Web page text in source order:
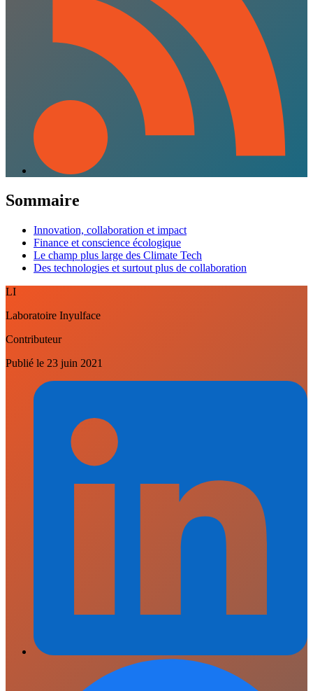
Sommaire
Innovation, collaboration et impact
Finance et conscience écologique
Le champ plus large des Climate Tech
Des technologies et surtout plus de collaboration
LI
Laboratoire Inyulface
Contributeur
Publié le 23 juin 2021